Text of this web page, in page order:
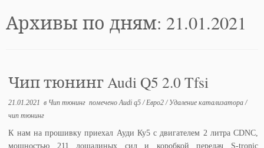
Архивы по дням: 21.01.2021
Чип тюнинг Audi Q5 2.0 Tfsi
21.01.2021 в Чип тюнинг помеченоAudi q5/ Евро2/ Удаление катализатора/
чип тюнинг
К нам на прошивку приехал Ауди Ку5 с двигателем 2 литра CDNC,
мощностью 211 лошадиных сил и коробкой передач S-tronic